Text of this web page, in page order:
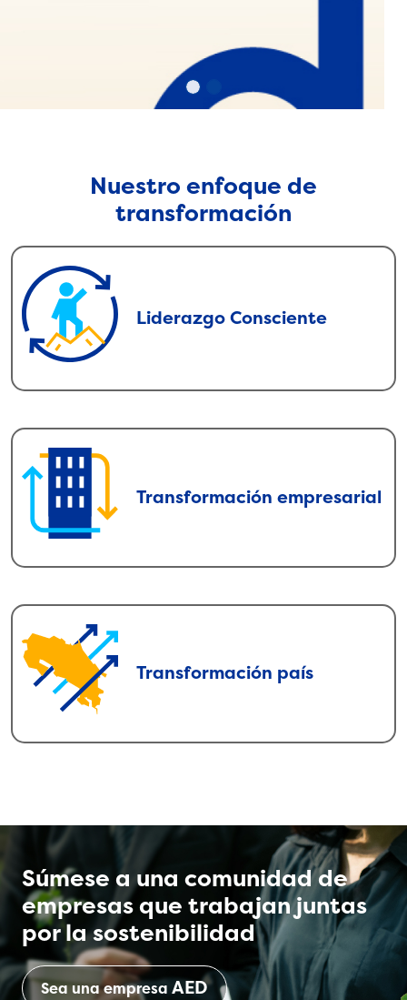
Nuestro enfoque de
transformación
Liderazgo Consciente
Liderazgo Consciente
Promovemos la sensibilización y
capacitación de personas líderes para
Transformación empresarial
Transformación empresarial
Guiamos procesos de integración de la
sostenibilidad a la estrategia de negocios
empresarial sostenible.
Transformación país
Transformación país
Fomentamos el liderazgo del sector
empresarial como un agente
Súmese a una comunidad de
empresas que trabajan juntas
por la sostenibilidad
Sea una empresa AED